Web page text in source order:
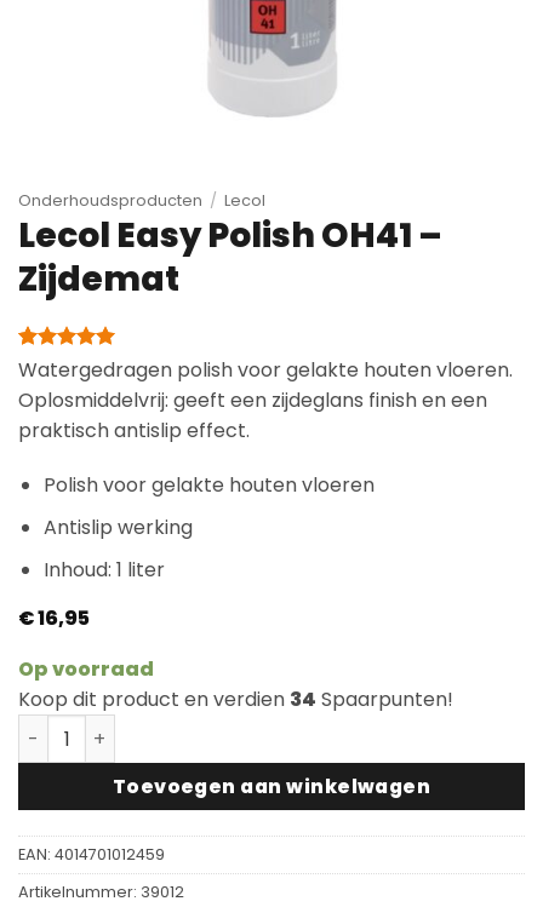
Onderhoudsproducten / Lecol
Lecol Easy Polish OH41 –
Zijdemat
Gewaardeerd
5 op 5
gebaseerd
op
1
klantbeoordeling
Watergedragen polish voor gelakte houten vloeren.
Oplosmiddelvrij: geeft een zijdeglans finish en een
praktisch antislip effect.
Polish voor gelakte houten vloeren
Antislip werking
Inhoud: 1 liter
€16,95
Op voorraad
Koop dit product en verdien 34 Spaarpunten!
Lecol Easy Polish OH41 - Zijdemat aantal
Toevoegen aan winkelwagen
EAN: 4014701012459
Artikelnummer: 39012